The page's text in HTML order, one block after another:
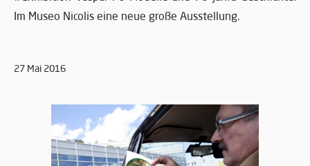
Im Museo Nicolis eine neue große Ausstellung.
27 Mai 2016